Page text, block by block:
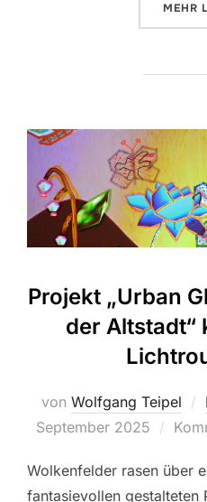
MEHR
Projekt „Urban
der Altstadt“
von Wolfgang Teipel
September 2025
Wolkenfelder rasen über
fantasievollen gestalteten